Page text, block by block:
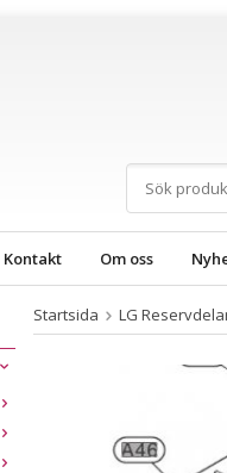
Kontakt Om oss
Startsida LG